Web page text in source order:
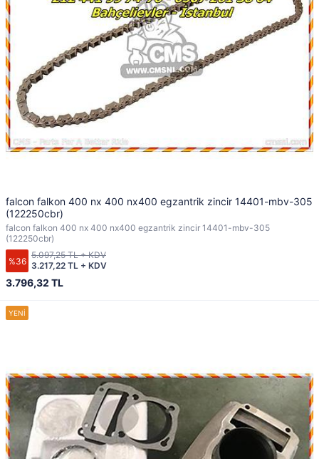
falcon falkon 400 nx 400 nx400 egzantrik zincir 14401-mbv-305
(122250cbr)
falcon falkon 400 nx 400 nx400 egzantrik zincir 14401-mbv-305
(122250cbr)
%36
3.796,32 TL
3.217,22 TL + KDV
5.097,25 TL + KDV